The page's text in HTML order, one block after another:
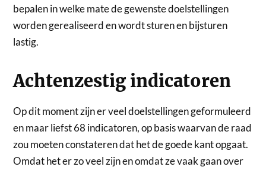
bepalen in welke mate de gewenste doelstellingen
worden gerealiseerd en wordt sturen en bijsturen
lastig.
Achtenzestig indicatoren
Op dit moment zijn er veel doelstellingen geformuleerd
en maar liefst 68 indicatoren, op basis waarvan de raad
zou moeten constateren dat het de goede kant opgaat.
Omdat het er zo veel zijn en omdat ze vaak gaan over